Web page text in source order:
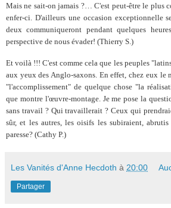
Mais ne sait-on jamais ?… C'est peut-être le plus
enfer-ci. D'ailleurs une occasion exceptionnelle
deux communiqueront pendant quelques
perspective de nous évader! (Thierry S.)
Et voilà !!! C'est comme cela que les peuples
aux yeux des Anglo-saxons. En effet, chez eux le
"l'accomplissement" de quelque chose "la
que montre l'œuvre-montage. Je me pose la
sans travail ? Qui travaillerait ? Ceux qui
sûr, et les autres, les oisifs les subiraient,
paresse? (Cathy P.)
Les Vanités d'Anne Hecdoth à 20:00
Partager